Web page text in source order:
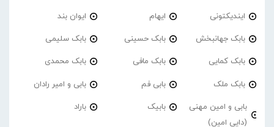
ایندیکتونی ایهام ایوان بند
بابک جهانبخش بابک حسینی بابک سلیمی
بابک کمایی بابک مافی بابک محمدی
بابک ملک بابی فم بابی و امیر رادان
بابی و امین مهنی
(دایی امین)
بابیک باراد